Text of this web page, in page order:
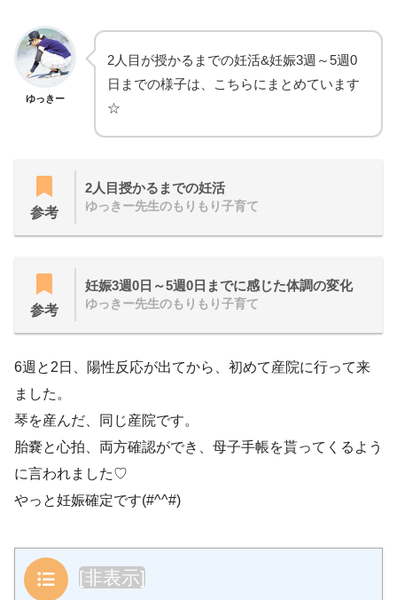
ゆっきー
2人目が授かるまでの妊活&妊娠3週～5週0
日までの様子は、こちらにまとめています
☆
参考
2人目授かるまでの妊活
ゆっきー先生のもりもり子育て
参考
妊娠3週0日～5週0日までに感じた体調の変化
ゆっきー先生のもりもり子育て
6週と2日、陽性反応が出てから、初めて産院に行って来
ました。
琴を産んだ、同じ産院です。
胎嚢と心拍、両方確認ができ、母子手帳を貰ってくるよう
に言われました♡
やっと妊娠確定です(#^^#)
目次 [非表示]